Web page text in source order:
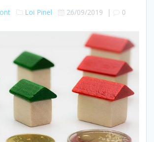
Loi Pinel 26/09/2019 | 0